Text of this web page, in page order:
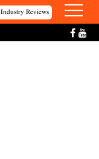
Industry Reviews